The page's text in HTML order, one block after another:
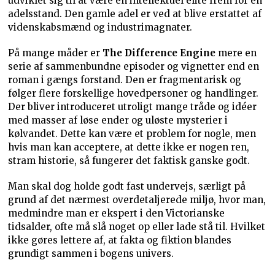
adelsstand. Den gamle adel er ved at blive erstattet af
videnskabsmænd og industrimagnater.
På mange måder er The Difference Engine mere en
serie af sammenbundne episoder og vignetter end en
roman i gængs forstand. Den er fragmentarisk og
følger flere forskellige hovedpersoner og handlinger.
Der bliver introduceret utroligt mange tråde og idéer
med masser af løse ender og uløste mysterier i
kølvandet. Dette kan være et problem for nogle, men
hvis man kan acceptere, at dette ikke er nogen ren,
stram historie, så fungerer det faktisk ganske godt.
Man skal dog holde godt fast undervejs, særligt på
grund af det nærmest overdetaljerede miljø, hvor man,
medmindre man er ekspert i den Victorianske
tidsalder, ofte må slå noget op eller lade stå til. Hvilket
ikke gøres lettere af, at fakta og fiktion blandes
grundigt sammen i bogens univers.